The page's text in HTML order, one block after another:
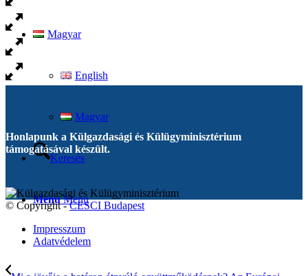
Magyar
English
Magyar
Keresés
Menu Menu
Honlapunk a Külgazdasági és Külügyminisztérium
támogatásával készült.
© Copyright -CESCI Budapest
Impresszum
Adatvédelem